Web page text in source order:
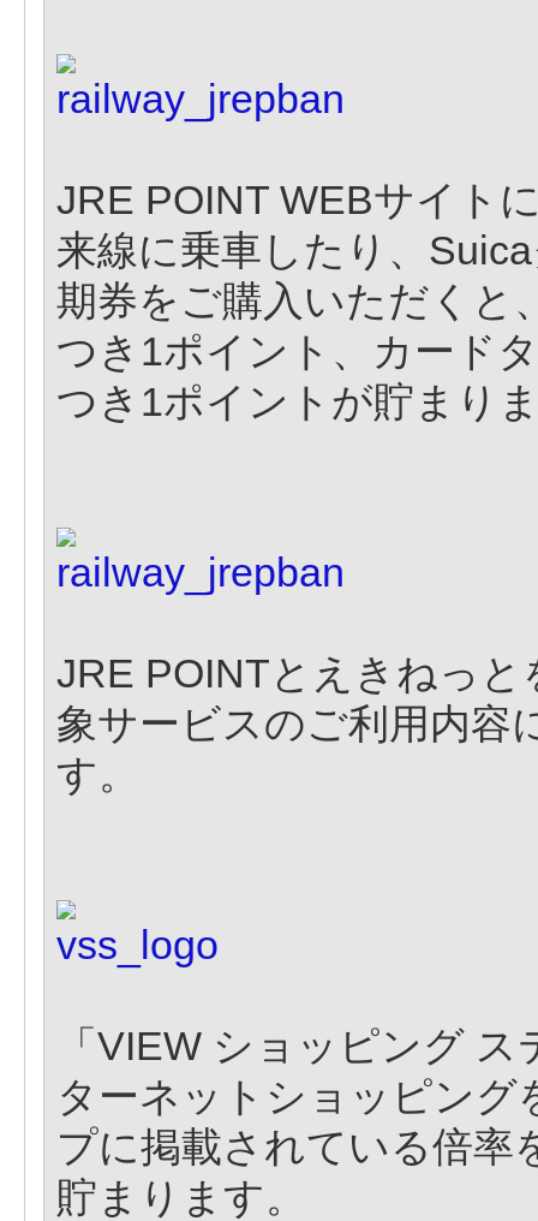
JRE POINT WEBサイト
来線に乗車したり、
期券をご購入いただくと
つき1ポイント、カード
つき1ポイントが貯まり
JRE POINTとえきねっ
象サービスのご利用内容
す。
「VIEW ショッピング
ターネットショッピン
プに掲載されている倍率
貯まります。